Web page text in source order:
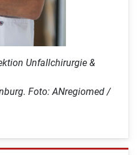
Unfallchirurgie &
Foto: ANregiomed /